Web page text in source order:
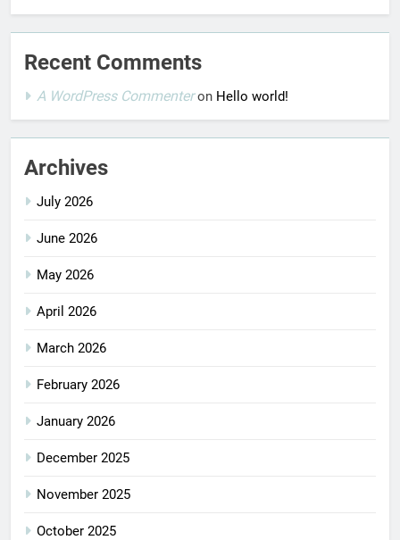
Recent Comments
A WordPress Commenteron Hello world!
Archives
July 2026
June 2026
May 2026
April 2026
March 2026
February 2026
January 2026
December 2025
November 2025
October 2025